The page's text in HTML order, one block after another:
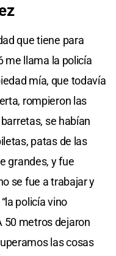
que tiene para
me llama la policía
mía, que todavía
rompieron las
se habían
patas de las
grandes, y fue
se fue a trabajar y
policía vino
50 metros dejaron
las cosas